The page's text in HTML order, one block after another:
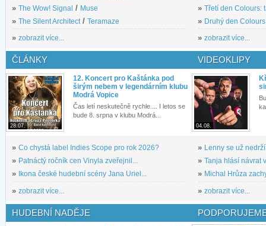
» The Wow! Signal / Muse
» The Silent Architect / Teramaze
» zobrazit více...
» Třetí den Colours:
» Druhý den
» zobrazit více...
ČLÁNKY
28.07.
12. Koncert pro Kaštánka pod
širým nebem v legendárním klubu
Modrá Vopice
Čas letí neskutečně rychle.... I letos se
bude 8. srpna v klubu Modrá...
» Co chystá label Indies Scope pro rok 2026?
» Patnáctý ročník cen Vinyla zveřejnil...
»
Ikona české hudební scény Jana Uriel...
» zobrazit více...
VIDEOKLIPY
04.08.
» Lenny se už
» Tanja hlásí návrat
» Michal Hrůza
» zobrazit více...
HUDEBNÍ NADĚJE